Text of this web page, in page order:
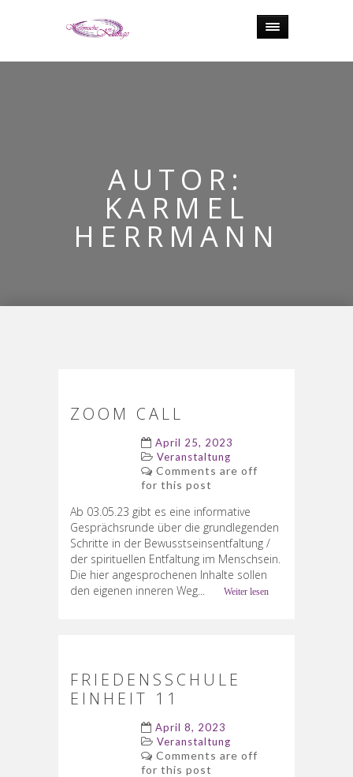
AUTOR:
KARMEL
HERRMANN
ZOOM CALL
April 25, 2023
Veranstaltung
Comments are off
for this post
Ab 03.05.23 gibt es eine informative
Gesprächsrunde über die grundlegenden
Schritte in der Bewusstseinsentfaltung /
der spirituellen Entfaltung im Menschsein.
Die hier angesprochenen Inhalte sollen
den eigenen inneren Weg...
Weiter lesen
FRIEDENSSCHULE
EINHEIT 11
April 8, 2023
Veranstaltung
Comments are off
for this post